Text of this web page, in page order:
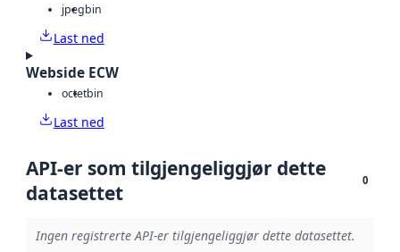
jpegbin
Last ned
Webside ECW
octetbin
Last ned
API-er som tilgjengeliggjør dette
datasettet
0
Ingen registrerte API-er tilgjengeliggjør dette datasettet.